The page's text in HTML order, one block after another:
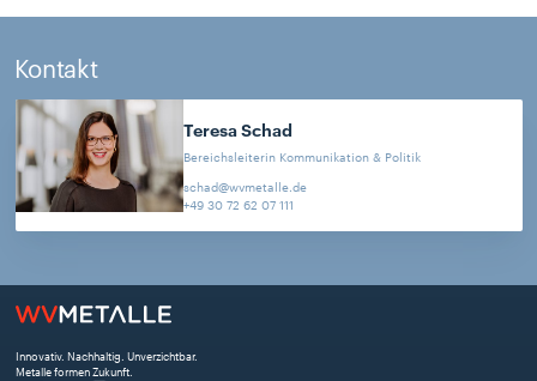
Kontakt
TeresaSchad
Bereichsleiterin Kommunikation & Politik
schad@wvmetalle.de
+49 30 72 62 07 111
Innovativ. Nachhaltig. Unverzichtbar.
Metalle formen Zukunft.